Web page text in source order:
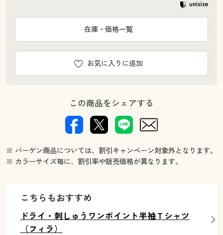
お気に入りに追加
在庫・価格一覧
この商品をシェアする
※ バーゲン商品については、割引キャンペーン対象外となります。
※ カラーサイズ毎に、割引率や販売価格が異なります。
こちらもおすすめ
ドライ・刺しゅうワンポイント半袖Ｔシャツ
（フィラ）